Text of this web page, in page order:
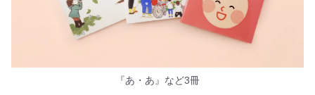
『あ・あ』など3冊